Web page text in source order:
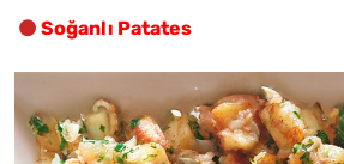
Soğanlı Patates